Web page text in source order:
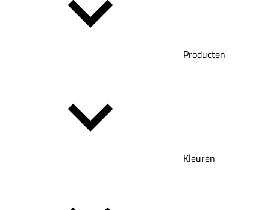
Producten
Kleuren